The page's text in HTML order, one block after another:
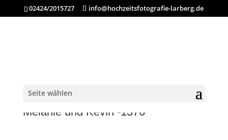
02424/2015727 info@hochzeitsfotografie-larberg.de
Seite wählen
Melanie und Kevin -1376